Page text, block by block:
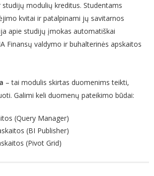
modulių kreditus. Studentams
kvitai ir patalpinami jų savitarnos
apie studijų įmokas automatiškai
Finansų valdymo ir buhalterinės apskaitos
– tai modulis skirtas duomenims teikti,
Galimi keli duomenų pateikimo būdai:
(Query Manager)
(BI Publisher)
(Pivot Grid)